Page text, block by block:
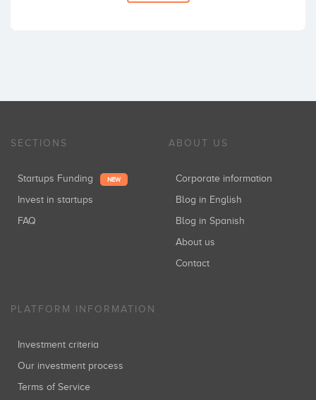
SECTIONS
Startups Funding NEW
Invest in startups
FAQ
ABOUT US
Corporate information
Blog in English
Blog in Spanish
About us
Contact
PLATFORM INFORMATION
Investment criteria
Our investment process
Terms of Service